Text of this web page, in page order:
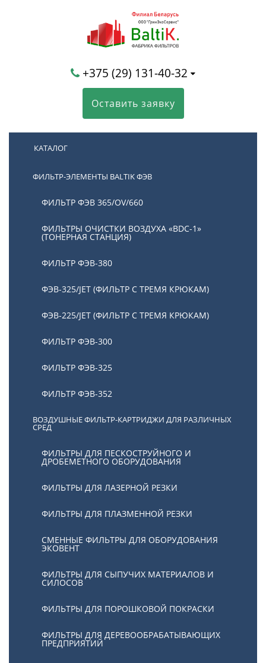
+375 (29) 131-40-32
Оставить заявку
КАТАЛОГ
ФИЛЬТР-ЭЛЕМЕНТЫ BALTIK ФЭВ
ФИЛЬТР ФЭВ 365/OV/660
ФИЛЬТРЫ ОЧИСТКИ ВОЗДУХА «BDC-1»
(ТОНЕРНАЯ СТАНЦИЯ)
ФИЛЬТР ФЭВ-380
ФЭВ-325/JET (ФИЛЬТР С ТРЕМЯ КРЮКАМ)
ФЭВ-225/JET (ФИЛЬТР С ТРЕМЯ КРЮКАМ)
ФИЛЬТР ФЭВ-300
ФИЛЬТР ФЭВ-325
ФИЛЬТР ФЭВ-352
ВОЗДУШНЫЕ ФИЛЬТР-КАРТРИДЖИ ДЛЯ РАЗЛИЧНЫХ
СРЕД
ФИЛЬТРЫ ДЛЯ ПЕСКОСТРУЙНОГО И
ДРОБЕМЕТНОГО ОБОРУДОВАНИЯ
ФИЛЬТРЫ ДЛЯ ЛАЗЕРНОЙ РЕЗКИ
ФИЛЬТРЫ ДЛЯ ПЛАЗМЕННОЙ РЕЗКИ
СМЕННЫЕ ФИЛЬТРЫ ДЛЯ ОБОРУДОВАНИЯ
ЭКОВЕНТ
ФИЛЬТРЫ ДЛЯ СЫПУЧИХ МАТЕРИАЛОВ И
СИЛОСОВ
ФИЛЬТРЫ ДЛЯ ПОРОШКОВОЙ ПОКРАСКИ
ФИЛЬТРЫ ДЛЯ ДЕРЕВООБРАБАТЫВАЮЩИХ
ПРЕДПРИЯТИЙ